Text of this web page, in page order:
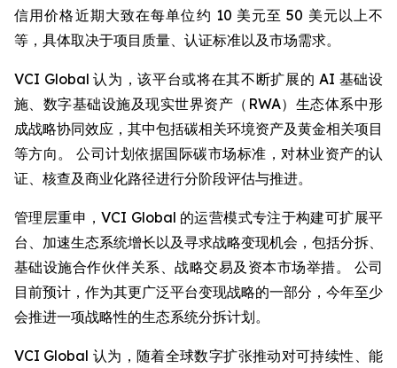
信用价格近期大致在每单位约 10 美元至 50 美元以上不
等，具体取决于项目质量、认证标准以及市场需求。
VCI Global 认为，该平台或将在其不断扩展的 AI 基础设
施、数字基础设施及现实世界资产（RWA）生态体系中形
成战略协同效应，其中包括碳相关环境资产及黄金相关项目
等方向。 公司计划依据国际碳市场标准，对林业资产的认
证、核查及商业化路径进行分阶段评估与推进。
管理层重申，VCI Global 的运营模式专注于构建可扩展平
台、加速生态系统增长以及寻求战略变现机会，包括分拆、
基础设施合作伙伴关系、战略交易及资本市场举措。 公司
目前预计，作为其更广泛平台变现战略的一部分，今年至少
会推进一项战略性的生态系统分拆计划。
VCI Global 认为，随着全球数字扩张推动对可持续性、能